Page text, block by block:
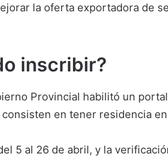
la oferta exportadora de
inscribir?
Provincial habilitó un
en tener residencia
5 al 26 de abril, y la